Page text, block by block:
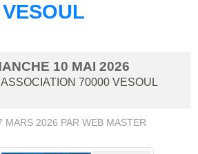
VESOUL
10 MAI 2026
70000 VESOUL
MARS 2026 PAR WEB MASTER